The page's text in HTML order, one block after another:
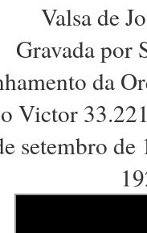
Valsa de
Gravada por
da
Victor
setembro